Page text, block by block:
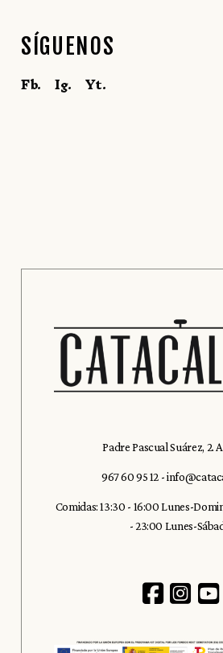
SÍGUENOS
Fb. Ig. Yt.
Padre Pascual Suárez, 2.
967 60 95 12 -
Comidas: 13:30 - 16:00 Lunes-
- 23:00 Lunes-